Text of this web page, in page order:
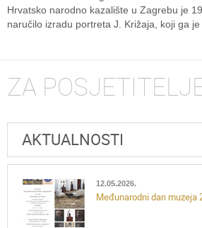
Hrvatsko narodno kazalište u Zagrebu je
naručilo izradu portreta J. Križaja, koji ga
ZA
AKTUALNOSTI
12.05.2026.
Međunarodni dan muzeja